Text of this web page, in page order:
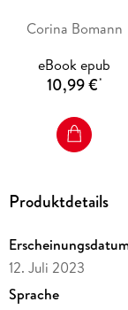
1. Sternstunde.
3. Sturmtage. Die
4. Wunderzeit.
Alle Bände der
Corina Bomann
eBook epub
10,99 €*
Produktdetails
12. Juli 2023
Sprache